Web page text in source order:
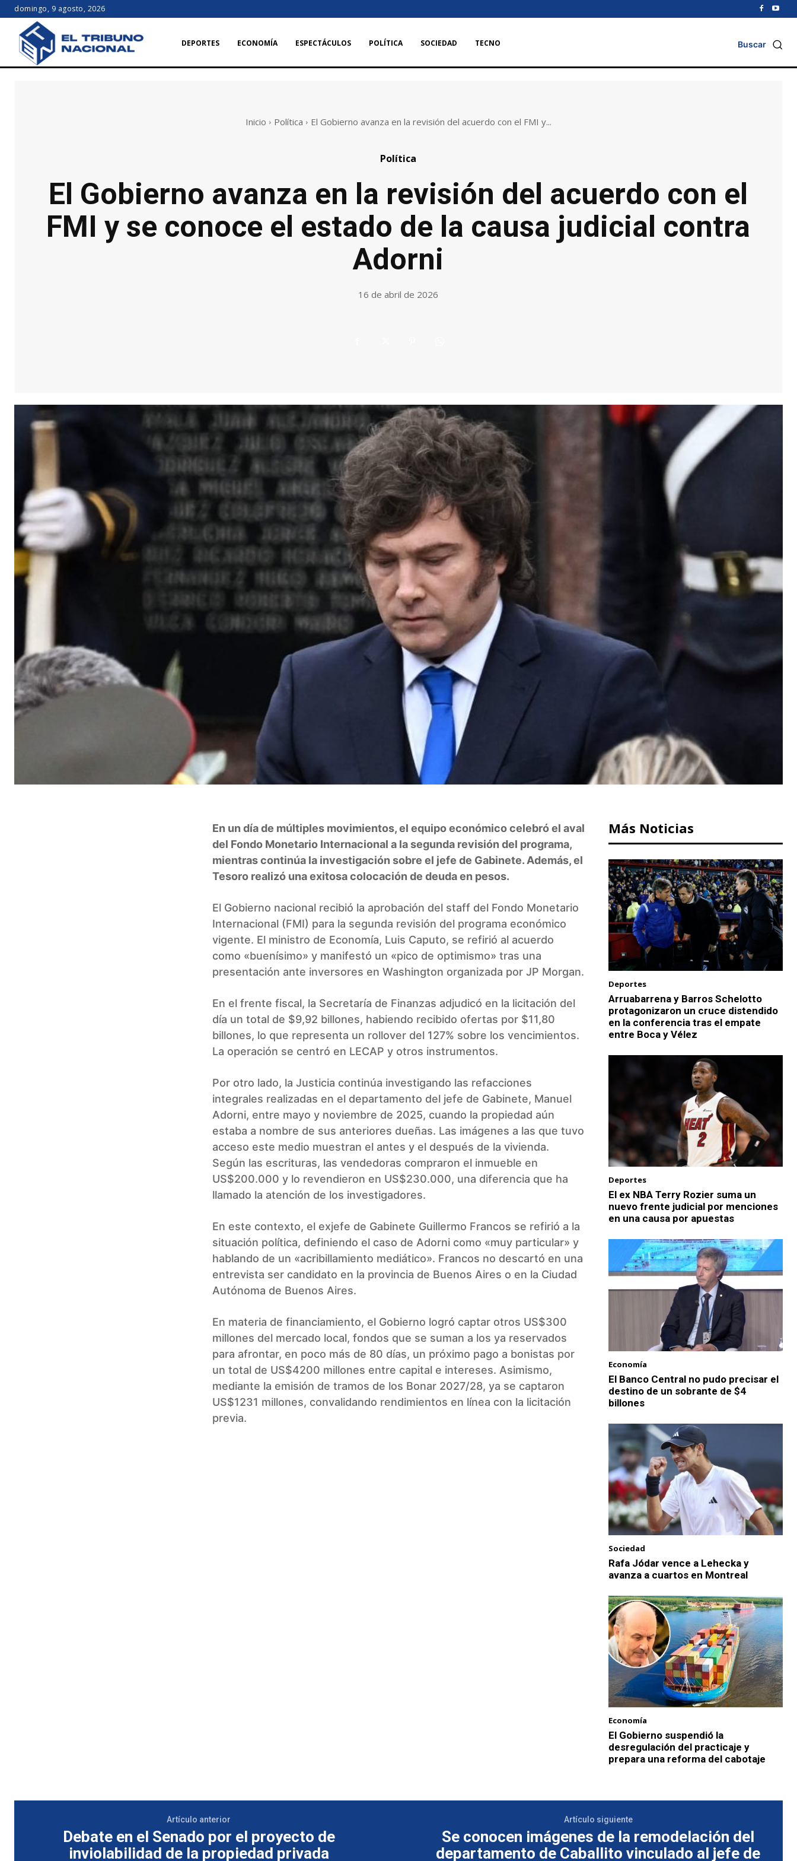
domingo, 9 agosto, 2026
DEPORTES ECONOMÍA ESPECTÁCULOS POLÍTICA SOCIEDAD TECNO Buscar
Inicio Política El Gobierno avanza en la revisión del acuerdo con el FMI y...
Política
El Gobierno avanza en la revisión del acuerdo con el
FMI y se conoce el estado de la causa judicial contra
Adorni
16 de abril de 2026
En un día de múltiples movimientos, el equipo económico celebró el aval
del Fondo Monetario Internacional a la segunda revisión del programa,
mientras continúa la investigación sobre el jefe de Gabinete. Además, el
Tesoro realizó una exitosa colocación de deuda en pesos.
El Gobierno nacional recibió la aprobación del staff del Fondo Monetario
Internacional (FMI) para la segunda revisión del programa económico
vigente. El ministro de Economía, Luis Caputo, se refirió al acuerdo
como «buenísimo» y manifestó un «pico de optimismo» tras una
presentación ante inversores en Washington organizada por JP Morgan.
En el frente fiscal, la Secretaría de Finanzas adjudicó en la licitación del
día un total de $9,92 billones, habiendo recibido ofertas por $11,80
billones, lo que representa un rollover del 127% sobre los vencimientos.
La operación se centró en LECAP y otros instrumentos.
Por otro lado, la Justicia continúa investigando las refacciones
integrales realizadas en el departamento del jefe de Gabinete, Manuel
Adorni, entre mayo y noviembre de 2025, cuando la propiedad aún
estaba a nombre de sus anteriores dueñas. Las imágenes a las que tuvo
acceso este medio muestran el antes y el después de la vivienda.
Según las escrituras, las vendedoras compraron el inmueble en
US$200.000 y lo revendieron en US$230.000, una diferencia que ha
llamado la atención de los investigadores.
En este contexto, el exjefe de Gabinete Guillermo Francos se refirió a la
situación política, definiendo el caso de Adorni como «muy particular» y
hablando de un «acribillamiento mediático». Francos no descartó en una
entrevista ser candidato en la provincia de Buenos Aires o en la Ciudad
Autónoma de Buenos Aires.
En materia de financiamiento, el Gobierno logró captar otros US$300
millones del mercado local, fondos que se suman a los ya reservados
para afrontar, en poco más de 80 días, un próximo pago a bonistas por
un total de US$4200 millones entre capital e intereses. Asimismo,
mediante la emisión de tramos de los Bonar 2027/28, ya se captaron
US$1231 millones, convalidando rendimientos en línea con la licitación
previa.
Más Noticias
Deportes
Arruabarrena y Barros Schelotto
protagonizaron un cruce distendido
en la conferencia tras el empate
entre Boca y Vélez
Deportes
El ex NBA Terry Rozier suma un
nuevo frente judicial por menciones
en una causa por apuestas
Economía
El Banco Central no pudo precisar el
destino de un sobrante de $4
billones
Sociedad
Rafa Jódar vence a Lehecka y
avanza a cuartos en Montreal
Economía
El Gobierno suspendió la
desregulación del practicaje y
prepara una reforma del cabotaje
Artículo anterior
Debate en el Senado por el proyecto de
inviolabilidad de la propiedad privada
Artículo siguiente
Se conocen imágenes de la remodelación del
departamento de Caballito vinculado al jefe de